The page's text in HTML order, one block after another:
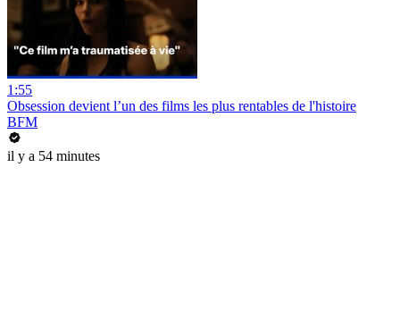
1:55
Obsession devient l’un des films les plus rentables de l'histoire
BFM
il y a 54 minutes